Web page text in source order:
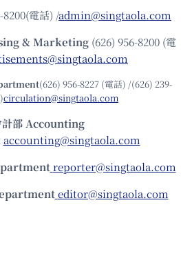
8200(電話) /admin@singtaola.com
& Marketing (626) 956-8200 (電
(626) 956-8227 (電話) /(626) 239-
circulation@singtaola.com
計部 Accounting
accounting@singtaola.com
reporter@singtaola.com
editor@singtaola.com